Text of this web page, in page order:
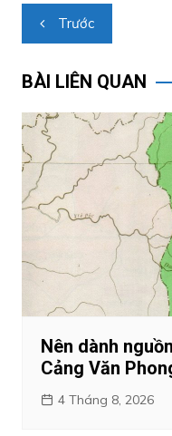
Điều
hướng
bài
Trước
BÀI LIÊN QUAN
Nên dành
Cảng Văn
4 Tháng 8, 2026